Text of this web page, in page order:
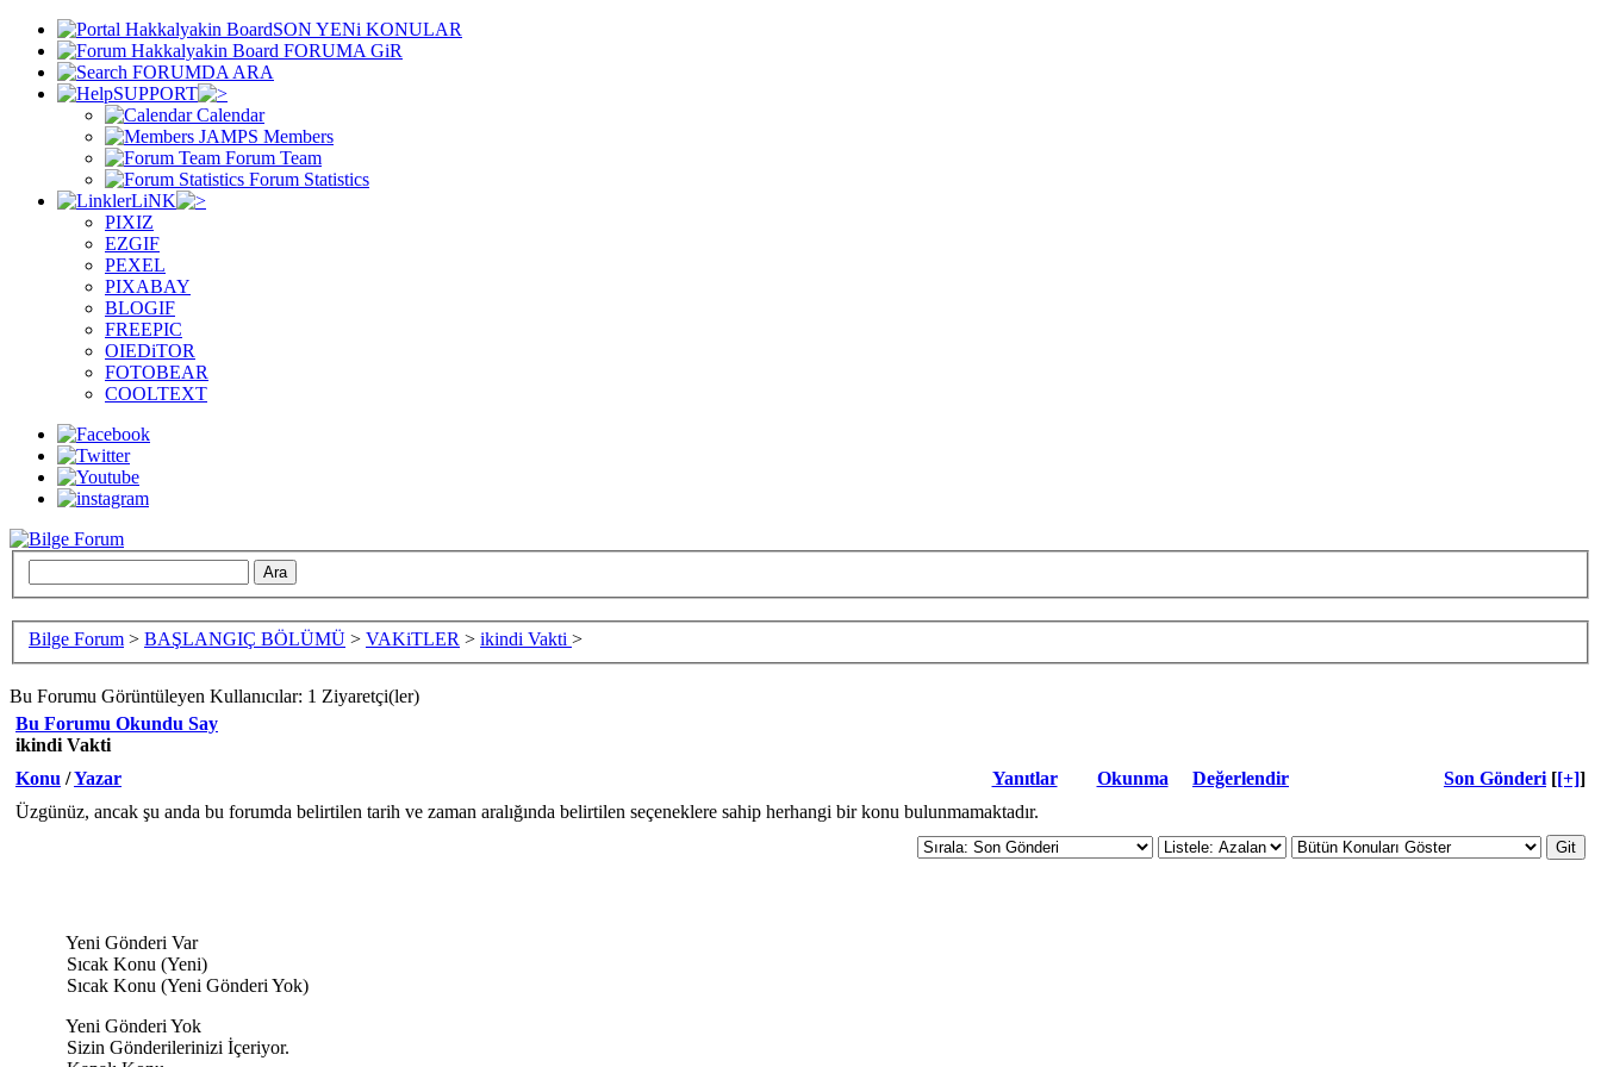
SON YENi KONULAR
FORUMA GiR
FORUMDA ARA
SUPPORT
Calendar
Members
Forum Team
Forum Statistics
LiNK
PIXIZ
EZGIF
PEXEL
PIXABAY
BLOGIF
FREEPIC
OIEDiTOR
FOTOBEAR
COOLTEXT
Bilge Forum > BAŞLANGIÇ BÖLÜMÜ > VAKiTLER > ikindi Vakti >
Bu Forumu Görüntüleyen Kullanıcılar: 1 Ziyaretçi(ler)
Bu Forumu Okundu Say
ikindi Vakti
Konu /Yazar Yanıtlar Okunma Değerlendir Son Gönderi [[+]]
Üzgünüz, ancak şu anda bu forumda belirtilen tarih ve zaman aralığında belirtilen seçeneklere sahip herhangi bir konu bulunmamaktadır.
Yeni Gönderi Var
Sıcak Konu (Yeni)
Sıcak Konu (Yeni Gönderi Yok)
Yeni Gönderi Yok
Sizin Gönderilerinizi İçeriyor.